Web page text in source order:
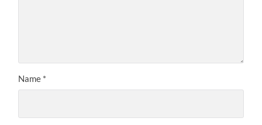
Name *